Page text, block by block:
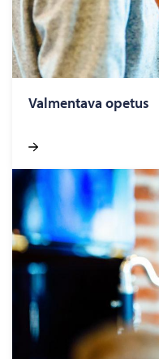
Valmentava opetus